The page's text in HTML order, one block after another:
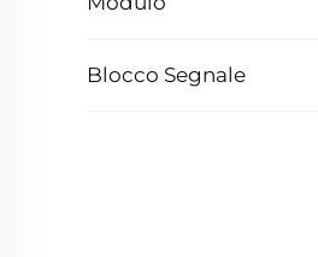
Blocco Segnale